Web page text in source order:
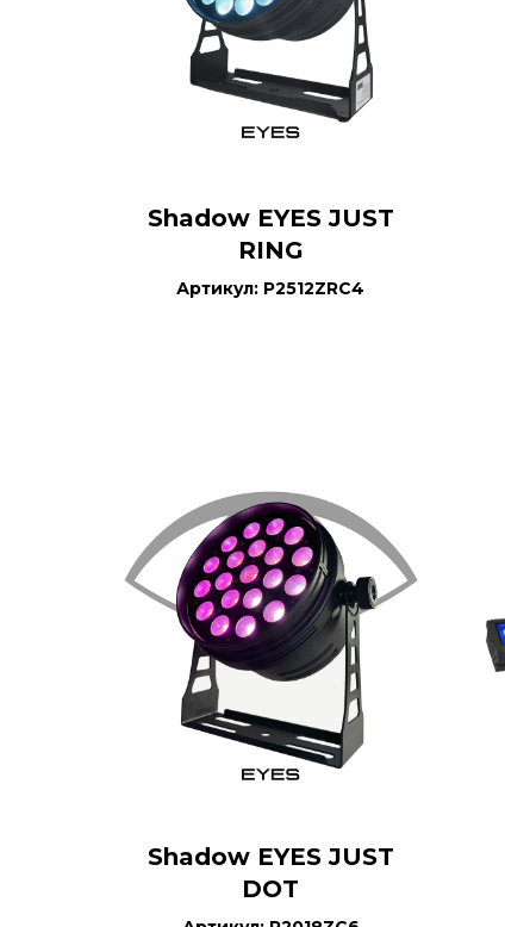
Shadow EYES JUST
RING
Артикул: P2512ZRС4
Shadow EYES JUST
DOT